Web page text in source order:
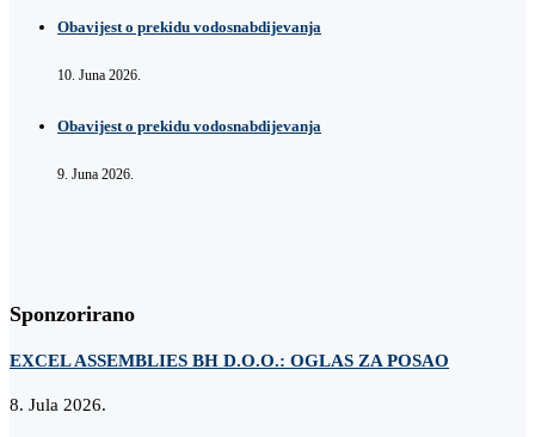
Obavijest o prekidu vodosnabdijevanja
10. Juna 2026.
Obavijest o prekidu vodosnabdijevanja
9. Juna 2026.
Sponzorirano
EXCEL ASSEMBLIES BH D.O.O.: OGLAS ZA POSAO
8. Jula 2026.